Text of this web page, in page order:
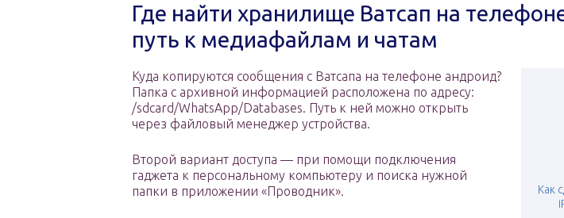
Где найти хранилище Ватсап на
путь к медиафайлам и чатам
Как
Куда копируются сообщения с Ватсапа на телефоне андроид?
Папка с архивной информацией расположена по адресу:
/sdcard/WhatsApp/Databases. Путь к ней можно открыть
через файловый менеджер устройства.
Второй вариант доступа — при помощи подключения
гаджета к персональному компьютеру и поиска нужной
папки в приложении «Проводник».